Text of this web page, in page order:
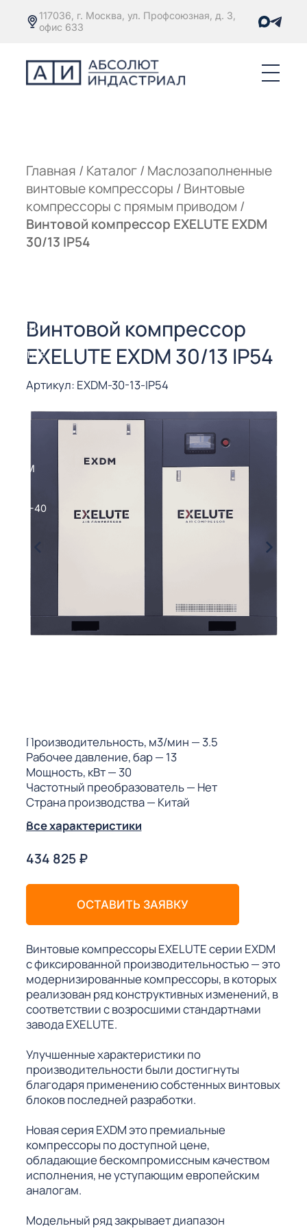
117036, г. Москва, ул. Профсоюзная, д. 3,
офис 633
Главная / Каталог/ Маслозаполненные
винтовые компрессоры / Винтовые
компрессоры с прямым приводом /
Винтовой компрессор EXELUTE EXDM
30/13 IP54
Винтовой компрессор
EXELUTE EXDM 30/13 IP54
Артикул: EXDM-30-13-IP54
Производительность, м3/мин — 3.5
Рабочее давление, бар— 13
Мощность, кВт— 30
Частотный преобразователь— Нет
Страна производства— Китай
Все характеристики
434 825₽
ОСТАВИТЬ ЗАЯВКУ
Винтовые компрессоры EXELUTE серии EXDM
с фиксированной производительностью — это
модернизированные компрессоры, в которых
реализован ряд конструктивных изменений, в
соответствии с возросшими стандартнами
завода EXELUTE.
Улучшенные характеристики по
производительности были достигнуты
благодаря применению собстенных винтовых
блоков последней разработки.
Новая серия EXDM это премиальные
компрессоры по доступной цене,
обладающие бескомпромиссным качеством
исполнения, не уступающим европейским
аналогам.
Модельный ряд закрывает диапазон
РЕЗКИ
(3-40
АИ